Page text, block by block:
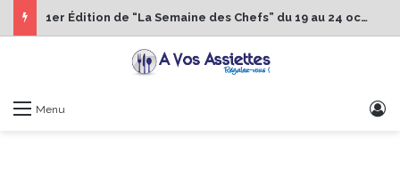
1er Édition de “La Semaine des Chefs” du 19 au 24 octobre 2026
Menu